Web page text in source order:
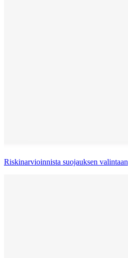
Riskinarvioinnista suojauksen valintaan